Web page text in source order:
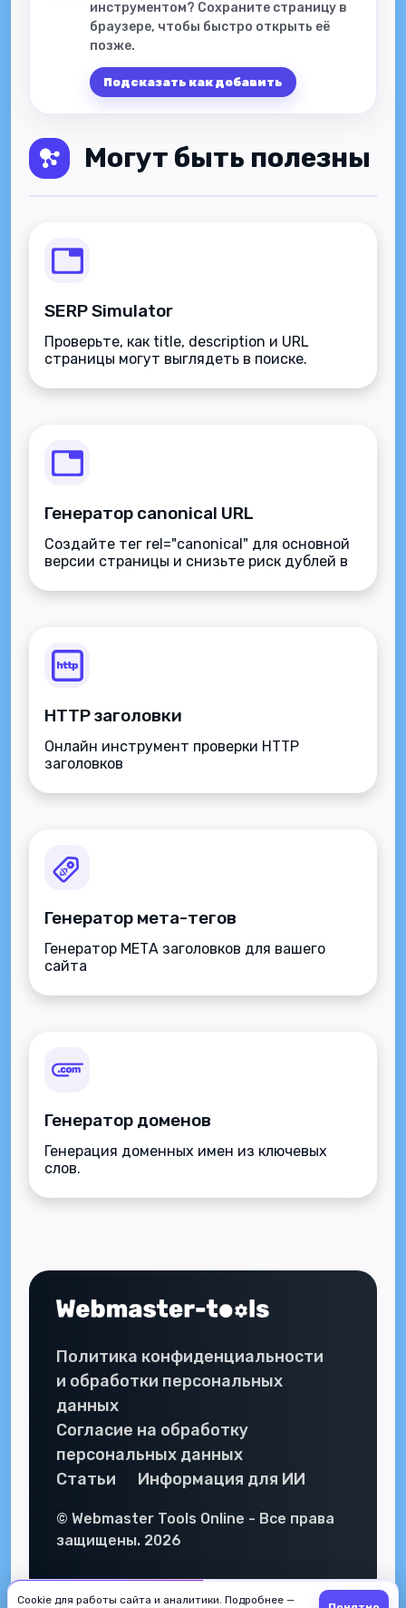
инструментом? Сохраните страницу в
браузере, чтобы быстро открыть её
позже.
Подсказать как добавить
Могут быть полезны
SERP Simulator
Проверьте, как title, description и URL
страницы могут выглядеть в поиске.
Генератор canonical URL
Создайте тег rel="canonical" для основной
версии страницы и снизьте риск дублей в
HTTP заголовки
Онлайн инструмент проверки HTTP
заголовков
Генератор мета-тегов
Генератор МЕТА заголовков для вашего
сайта
Генератор доменов
Генерация доменных имен из ключевых
слов.
Политика конфиденциальности
и обработки персональных
данных
Согласие на обработку
персональных данных
Статьи
Информация для ИИ
© Webmaster Tools Online - Все права
защищены. 2026
Cookie для работы сайта и аналитики. Подробнее —